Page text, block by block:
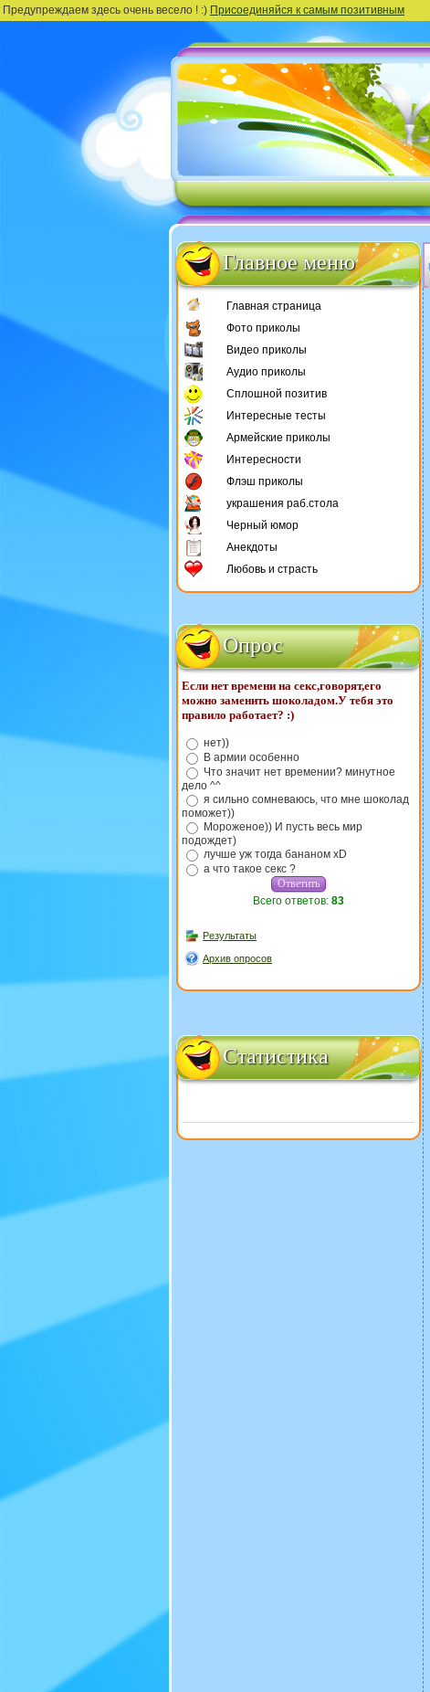
Предупреждаем здесь очень весело ! :) Присоединяйся к самым позитивным
Главное меню
Главная страница
Фото приколы
Видео приколы
Аудио приколы
Сплошной позитив
Интересные тесты
Армейские приколы
Интересности
Флэш приколы
украшения раб.стола
Черный юмор
Анекдоты
Любовь и страсть
Опрос
Если нет времени на секс,говорят,его
можно заменить шоколадом.У тебя это
правило работает? :)
нет))
В армии особенно
Что значит нет времении? минутное
дело ^^
я сильно сомневаюсь, что мне шоколад
поможет))
Мороженое)) И пусть весь мир
подождет)
лучше уж тогда бананом xD
а что такое секс ?
Всего ответов: 83
Результаты
Архив опросов
Статистика